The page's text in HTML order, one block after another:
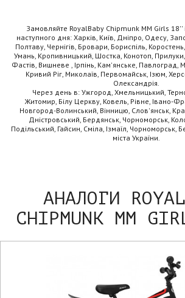
Замовляйте RoyalBaby Chipmunk MM Girls 18''
наступного дня: Харків, Київ, Дніпро, Одесу,
Полтаву, Чернігів, Бровари, Бориспіль,
Умань, Кропивницький, Шостка, Конотоп, Прилуки,
Фастів, Вишневе , Ірпінь, Кам'янське, Павлоград,
Кривий Ріг, Миколаїв, Первомайськ, Ізюм,
Олександрія.
Через день в: Ужгород, Хмельницький,
Житомир, Білу Церкву, Ковель, Рівне, Івано-
Новгород-Волинський, Вінницю, Слов'янськ,
Дністровський, Бердянськ, Чорноморськ,
Подільський, Гайсин, Сміла, Ізмаїл, Чорноморськ,
міста України.
АНАЛОГИ
CHIPMUNK MM